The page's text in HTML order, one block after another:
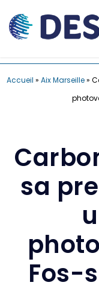
Accueil » Aix Marseille»
sa
Fos-